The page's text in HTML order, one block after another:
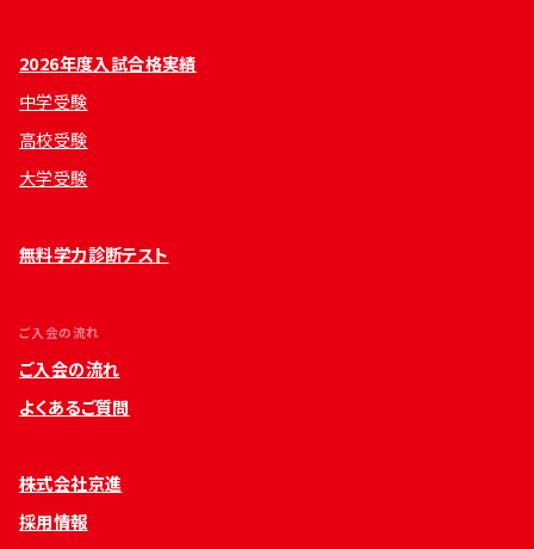
2026年度入試合格実績
中学受験
高校受験
大学受験
無料学力診断テスト
ご入会の流れ
ご入会の流れ
よくあるご質問
株式会社京進
採用情報